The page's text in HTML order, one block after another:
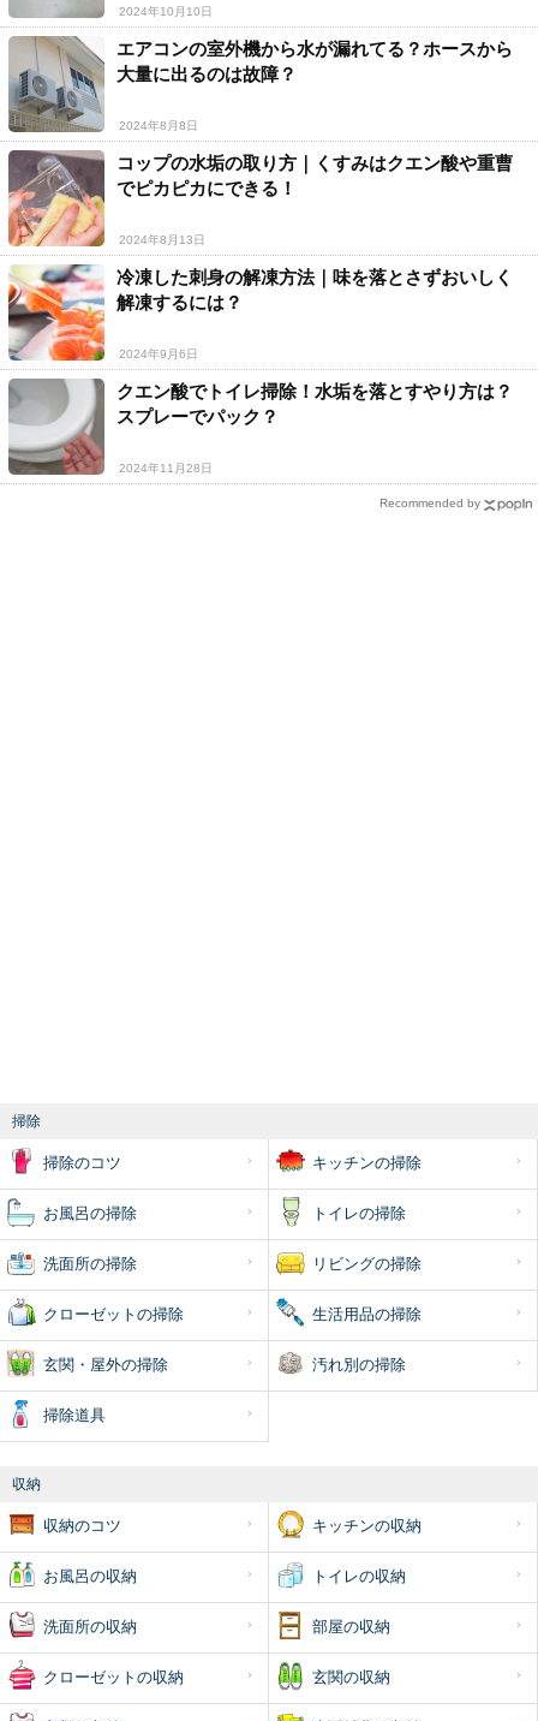
2024年10月10日
エアコンの室外機から水が漏れてる？ホースから
大量に出るのは故障？
2024年8月8日
コップの水垢の取り方｜くすみはクエン酸や重曹
でピカピカにできる！
2024年8月13日
冷凍した刺身の解凍方法｜味を落とさずおいしく
解凍するには？
2024年9月6日
クエン酸でトイレ掃除！水垢を落とすやり方は？
スプレーでパック？
2024年11月28日
Recommended by
掃除
掃除のコツ キッチンの掃除
お風呂の掃除 トイレの掃除
洗面所の掃除 リビングの掃除
クローゼットの掃除 生活用品の掃除
玄関・屋外の掃除 汚れ別の掃除
掃除道具
収納
収納のコツ キッチンの収納
お風呂の収納 トイレの収納
洗面所の収納 部屋の収納
クローゼットの収納 玄関の収納